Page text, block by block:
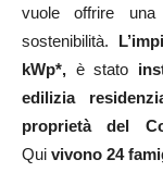
vuole offrire una
sostenibilità.
kWp*, è stato
edilizia
proprietà del
Quivivono 24